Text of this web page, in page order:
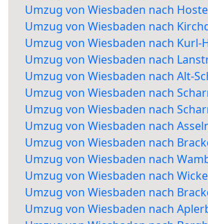
Umzug von Wiesbaden nach
Umzug von Wiesbaden nach
Umzug von Wiesbaden nach Kurl-
Umzug von Wiesbaden nach
Umzug von Wiesbaden nach Alt-
Umzug von Wiesbaden nach
Umzug von Wiesbaden nach
Umzug von Wiesbaden nach
Umzug von Wiesbaden nach
Umzug von Wiesbaden nach
Umzug von Wiesbaden nach
Umzug von Wiesbaden nach
Umzug von Wiesbaden nach